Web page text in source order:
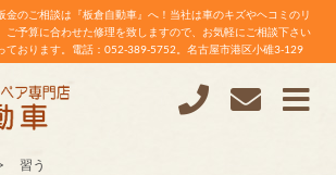
金のご相談は『板倉自動車』へ！当社は車のキズやヘコミのリ
ご予算に合わせた修理を致しますので、お気軽にご相談下さい
ております。電話：052-389-5752。名古屋市港区小碓3-129
習う